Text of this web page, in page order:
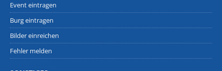
Event eintragen
Burg eintragen
Bilder einreichen
Fehler melden